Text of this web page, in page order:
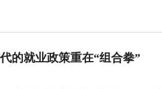
的就业政策重在“组合拳”